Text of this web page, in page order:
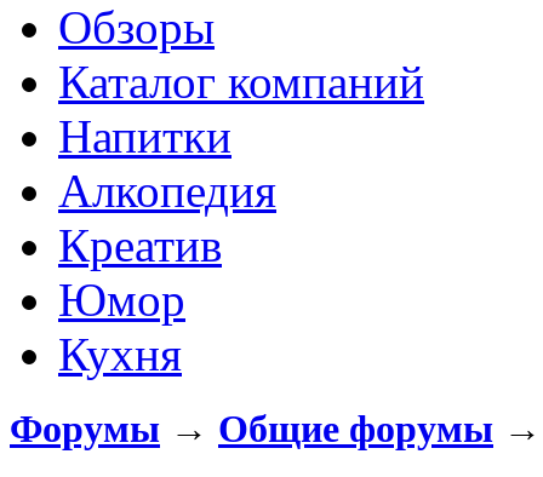
Обзоры
Каталог компаний
Напитки
Алкопедия
Креатив
Юмор
Кухня
Форумы → Общие форумы